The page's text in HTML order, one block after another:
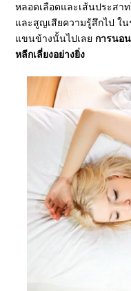
หลอดเลือดและเส้นประสา
และสูญเสียความรู้สึกไป ใ
แขนข้างนั้นไปเลยการนอ
หลีกเลี่ยงอย่างยิ่ง